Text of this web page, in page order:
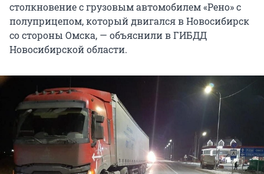
столкновение с грузовым автомобилем «Рено» с
полуприцепом, который двигался в Новосибирск
со стороны Омска, — объяснили в ГИБДД
Новосибирской области.